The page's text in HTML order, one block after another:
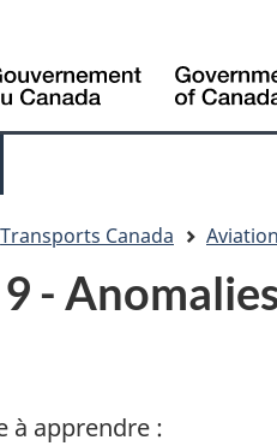
Transports Canada Aviation
-
à apprendre :